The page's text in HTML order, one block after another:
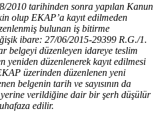
2010 tarihinden sonra yapılan Kanun
olup EKAP’a kayıt edilmeden
bulunan iş bitirme
ibare: 27/06/2015-29399 R.G./1.
belgeyi düzenleyen idareye teslim
yeniden düzenlenerek kayıt edilmesi
üzerinden düzenlenen yeni
belgenin tarih ve sayısının da
verildiğine dair bir şerh düşülür
edilir.